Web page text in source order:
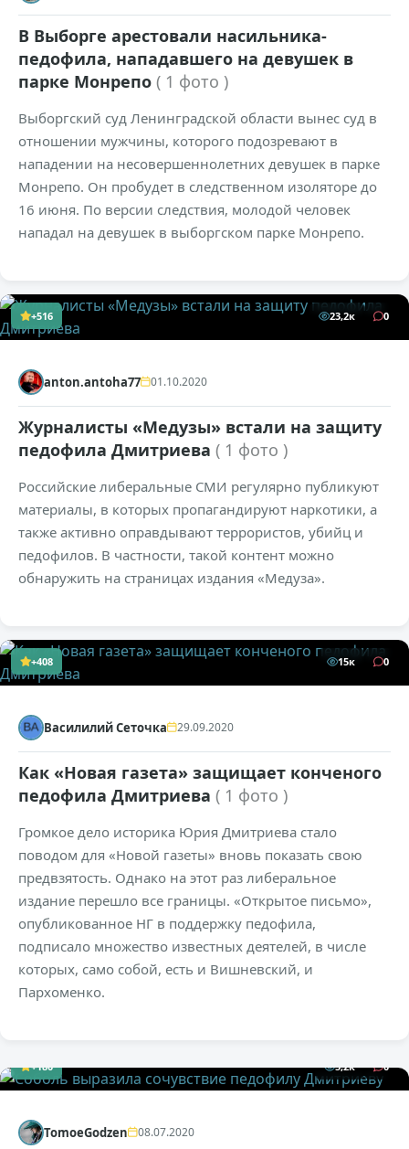
В Выборге арестовали насильника-
педофила, нападавшего на девушек в
парке Монрепо ( 1 фото )
Выборгский суд Ленинградской области вынес суд в
отношении мужчины, которого подозревают в
нападении на несовершеннолетних девушек в парке
Монрепо. Он пробудет в следственном изоляторе до
16 июня. По версии следствия, молодой человек
нападал на девушек в выборгском парке Монрепо.
+516 23,2к 0
anton.antoha77 01.10.2020
Журналисты «Медузы» встали на защиту
педофила Дмитриева ( 1 фото )
Российские либеральные СМИ регулярно публикуют
материалы, в которых пропагандируют наркотики, а
также активно оправдывают террористов, убийц и
педофилов. В частности, такой контент можно
обнаружить на страницах издания «Медуза».
+408 15к 0
Василилий Сеточка 29.09.2020
Как «Новая газета» защищает конченого
педофила Дмитриева ( 1 фото )
Громкое дело историка Юрия Дмитриева стало
поводом для «Новой газеты» вновь показать свою
предвзятость. Однако на этот раз либеральное
издание перешло все границы. «Открытое письмо»,
опубликованное НГ в поддержку педофила,
подписало множество известных деятелей, в числе
которых, само собой, есть и Вишневский, и
Пархоменко.
+180 5,2к 0
TomoeGodzen 08.07.2020